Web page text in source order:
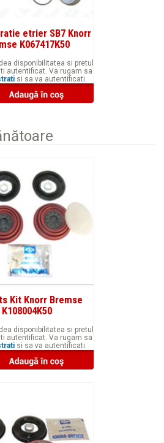
etrier SB7 Knorr
K067417K50
disponibilitatea si pretul
autentificat. Va rugam sa
si sa va autentificati.
Kit Knorr Bremse
K108004K50
disponibilitatea si pretul
autentificat. Va rugam sa
si sa va autentificati.